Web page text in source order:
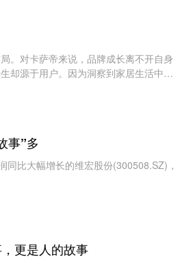
。对卡萨帝来说，品牌成长离不开自身
却源于用户。因为洞察到家居生活中的
事”多
大幅增长的维宏股份(300508.SZ)，
更是人的故事